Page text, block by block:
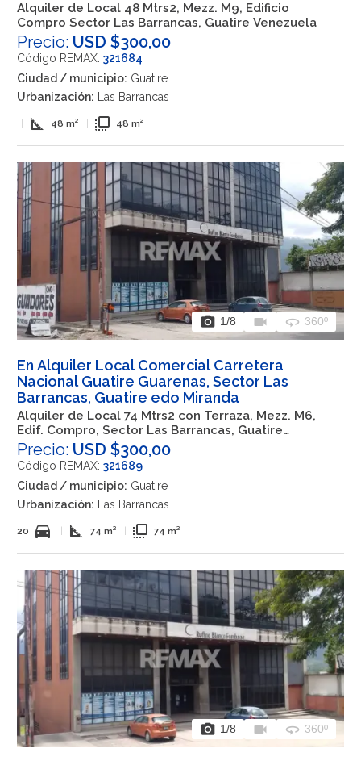
Alquiler de Local 48 Mtrs2, Mezz. M9, Edificio
Compro Sector Las Barrancas, Guatire Venezuela
Precio: USD $300,00
Código REMAX: 321684
Ciudad / municipio: Guatire
Urbanización: Las Barrancas
square_foot 48 m² flip_to_front 48 m²
photo_camera 1/8 videocam 360 360º
En Alquiler Local Comercial Carretera
Nacional Guatire Guarenas, Sector Las
Barrancas, Guatire edo Miranda
Alquiler de Local 74 Mtrs2 con Terraza, Mezz. M6,
Edif. Compro, Sector Las Barrancas, Guatire
Venezuela
Precio: USD $300,00
Código REMAX: 321689
Ciudad / municipio: Guatire
Urbanización: Las Barrancas
20 directions_car square_foot 74 m² flip_to_front 74 m²
photo_camera 1/8 videocam 360 360º